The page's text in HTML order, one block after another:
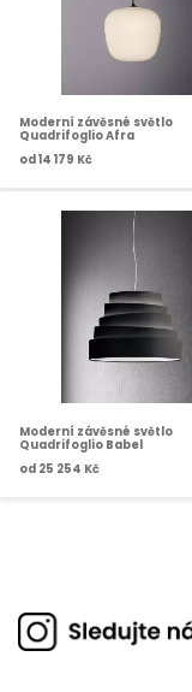
Moderní závěsné světlo
Quadrifoglio Afra
od 14 179 Kč
Moderní závěsné světlo
Quadrifoglio Babel
od 25 254 Kč